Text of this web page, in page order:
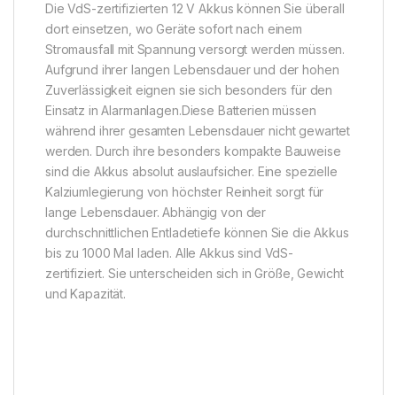
Die VdS-zertifizierten 12 V Akkus können Sie überall
dort einsetzen, wo Geräte sofort nach einem
Stromausfall mit Spannung versorgt werden müssen.
Aufgrund ihrer langen Lebensdauer und der hohen
Zuverlässigkeit eignen sie sich besonders für den
Einsatz in Alarmanlagen.Diese Batterien müssen
während ihrer gesamten Lebensdauer nicht gewartet
werden. Durch ihre besonders kompakte Bauweise
sind die Akkus absolut auslaufsicher. Eine spezielle
Kalziumlegierung von höchster Reinheit sorgt für
lange Lebensdauer. Abhängig von der
durchschnittlichen Entladetiefe können Sie die Akkus
bis zu 1000 Mal laden. Alle Akkus sind VdS-
zertifiziert. Sie unterscheiden sich in Größe, Gewicht
und Kapazität.